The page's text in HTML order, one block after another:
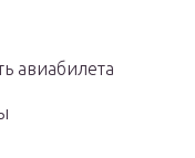
авиабилета